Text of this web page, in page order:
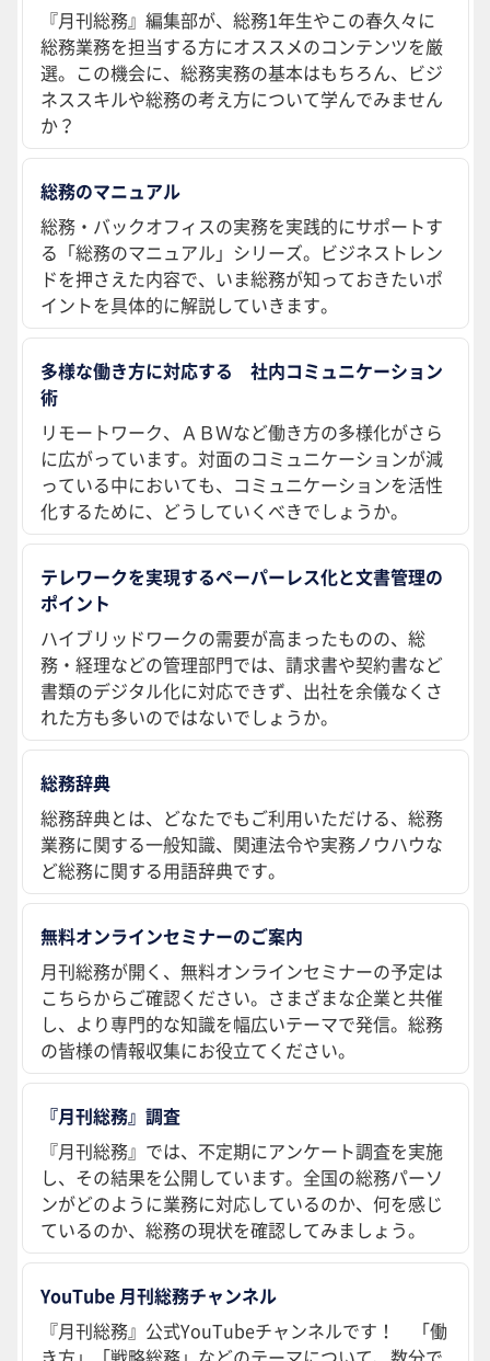
『月刊総務』編集部が、総務1年生やこの春久々に
総務業務を担当する方にオススメのコンテンツを厳
選。この機会に、総務実務の基本はもちろん、ビジ
ネススキルや総務の考え方について学んでみません
か？
総務のマニュアル
総務・バックオフィスの実務を実践的にサポートす
る「総務のマニュアル」シリーズ。ビジネストレン
ドを押さえた内容で、いま総務が知っておきたいポ
イントを具体的に解説していきます。
多様な働き方に対応する 社内コミュニケーション
術
リモートワーク、ＡＢＷなど働き方の多様化がさら
に広がっています。対面のコミュニケーションが減
っている中においても、コミュニケーションを活性
化するために、どうしていくべきでしょうか。
テレワークを実現するペーパーレス化と文書管理の
ポイント
ハイブリッドワークの需要が高まったものの、総
務・経理などの管理部門では、請求書や契約書など
書類のデジタル化に対応できず、出社を余儀なくさ
れた方も多いのではないでしょうか。
総務辞典
総務辞典とは、どなたでもご利用いただける、総務
業務に関する一般知識、関連法令や実務ノウハウな
ど総務に関する用語辞典です。
無料オンラインセミナーのご案内
月刊総務が開く、無料オンラインセミナーの予定は
こちらからご確認ください。さまざまな企業と共催
し、より専門的な知識を幅広いテーマで発信。総務
の皆様の情報収集にお役立てください。
『月刊総務』調査
『月刊総務』では、不定期にアンケート調査を実施
し、その結果を公開しています。全国の総務パーソ
ンがどのように業務に対応しているのか、何を感じ
ているのか、総務の現状を確認してみましょう。
YouTube 月刊総務チャンネル
『月刊総務』公式YouTubeチャンネルです！ 「働